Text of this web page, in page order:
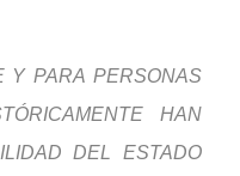
Y PARA PERSONAS
HAN
DEL ESTADO